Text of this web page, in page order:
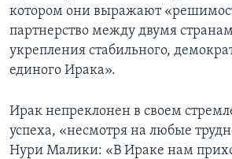
ДЕТАЛИ
НЬЮ-ЙОРК NEW YORK
АМЕРИКА. БОЛЬШОЕ ПУТЕШЕСТВИЕ
АМЕРИКАНСКИЕ ГОРОДКИ
ТЕСТЫ
УЧИМ АНГЛИЙСКИЙ
ВИДЕО
ПОДПИСКА НА НОВОСТИ
Learning English
СОЦИАЛЬНЫЕ СЕТИ
котором они выражают
партнерство между двумя
укрепления стабильного,
единого Ирака».
Ирак непреклонен в своем
успеха, «несмотря на любые
Нури Малики: «В Ираке нам